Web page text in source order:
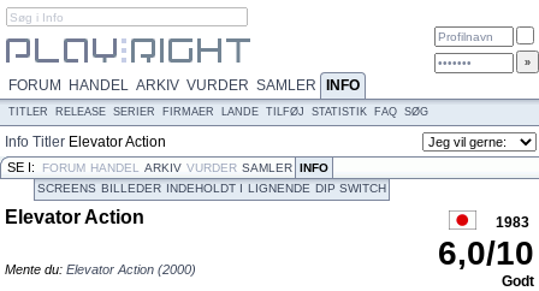
FORUM HANDEL ARKIV VURDER SAMLER INFO
TITLER RELEASE SERIER FIRMAER LANDE TILFØJ STATISTIK FAQ SØG
Info Titler Elevator Action
SE I: FORUM HANDEL ARKIV VURDER SAMLER INFO
SCREENS BILLEDER INDEHOLDT I LIGNENDE DIP SWITCH
Elevator Action 1983
Mente du: Elevator Action (2000) 6,0/10
Godt